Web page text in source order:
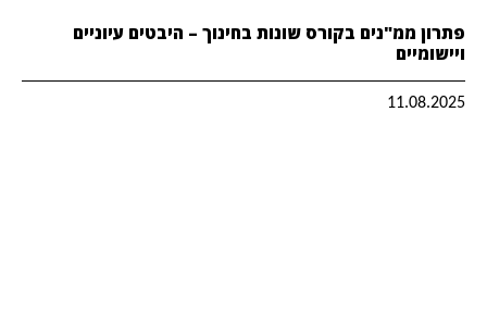
פתרון ממ"נים בקורס שונות בחינוך – היבטים עיוניים
ויישומיים
11.08.2025